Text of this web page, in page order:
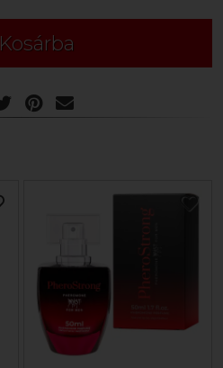
Kosárba